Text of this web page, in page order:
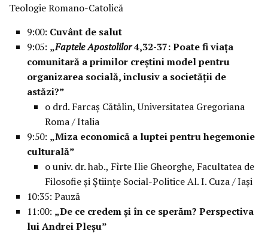
Teologie Romano-Catolică
9:00: Cuvânt de salut
9:05: „Faptele Apostolilor4,32-37: Poate fi viața
comunitară a primilor creștini model pentru
organizarea socială, inclusiv a societății de
astăzi?”
o drd. Farcaș Cătălin, Universitatea Gregoriana
Roma / Italia
9:50: „Miza economică a luptei pentru hegemonie
culturală”
o univ. dr. hab., Fîrte Ilie Gheorghe, Facultatea de
Filosofie și Științe Social-Politice Al. I. Cuza / Iași
10:35: Pauză
11:00: „De ce credem și în ce sperăm? Perspectiva
lui Andrei Pleșu”